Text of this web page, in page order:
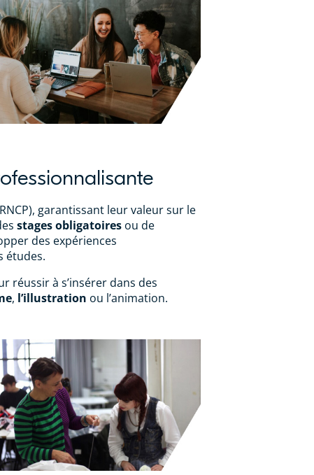
garantissant leur valeur sur le
stages obligatoires ou de
des expériences
études.
réussir à s’insérer dans des
, l’illustration ou l’animation.